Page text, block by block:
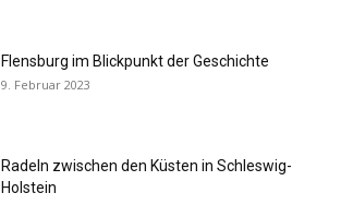
Flensburg im Blickpunkt der Geschichte
9. Februar 2023
Radeln zwischen den Küsten in Schleswig-
Holstein